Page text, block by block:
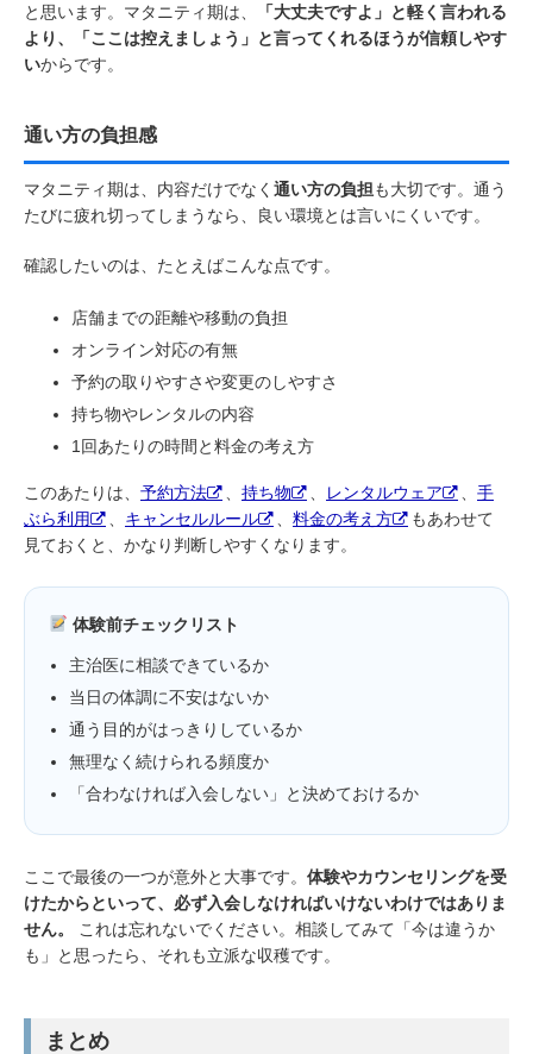
と思います。マタニティ期は、
「大丈夫ですよ」と軽く言われる
より、「ここは控えましょう」と言ってくれるほうが信頼しやす
いからです。
通い方の負担感
マタニティ期は、内容だけでなく 通い方の負担も大切です。通う
たびに疲れ切ってしまうなら、良い環境とは言いにくいです。
確認したいのは、たとえばこんな点です。
店舗までの距離や移動の負担
オンライン対応の有無
予約の取りやすさや変更のしやすさ
持ち物やレンタルの内容
1回あたりの時間と料金の考え方
このあたりは、 予約方法 持ち物 レンタルウェア
手
ぶら利用
キャンセルルール 料金の考え方
もあわせて
見ておくと、かなり判断しやすくなります。
体験前チェックリスト
主治医に相談できているか
当日の体調に不安はないか
通う目的がはっきりしているか
無理なく続けられる頻度か
「合わなければ入会しない」と決めておけるか
ここで最後の一つが意外と大事です。 体験やカウンセリングを受
けたからといって、必ず入会しなければいけないわけではありま
せん。
これは忘れないでください。相談してみて「今は違うか
も」と思ったら、それも立派な収穫です。
まとめ